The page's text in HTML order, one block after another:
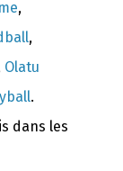
,
,
Olatu
.
dans les